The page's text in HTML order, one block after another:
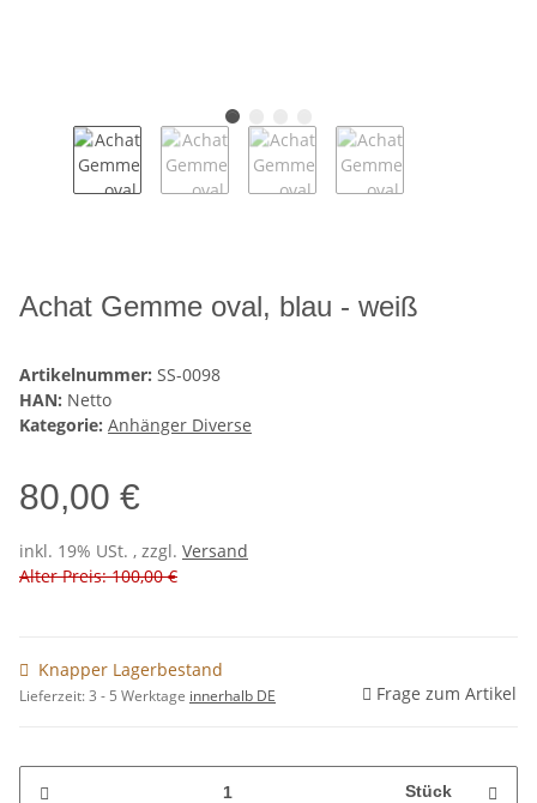
Achat Gemme oval, blau - weiß
Artikelnummer: SS-0098
HAN: Netto
Kategorie: Anhänger Diverse
80,00 €
inkl. 19% USt. , zzgl. Versand
Alter Preis: 100,00 €
Knapper Lagerbestand
Lieferzeit:3 - 5 Werktage innerhalb DE Frage zum Artikel
Stück